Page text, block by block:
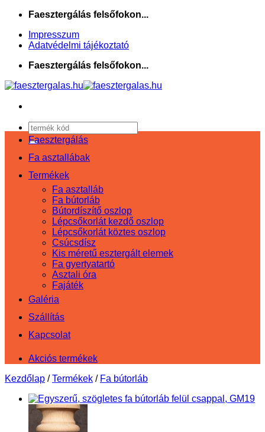
Skip
content
Faesztergálás felsőfokon...
Impresszum
Adatvédelmi tájékoztató
Faesztergálás felsőfokon...
Keresés
a
következőre:
Faesztergálás
Fa asztallábak
Termékek
Fa asztalláb
Fa bútorláb
Bútordíszítő oszlop
Lépcsőkorlát kezdő oszlop
Lépcsőkorlát köztes oszlop
Csúcsdísz
Kis méretű esztergált elemek
Fa gyertyatartó
Asztali óra
Fajáték
Galéria
Szállítás
Kapcsolat
Akciós termékek
Kezdőlap / Termékek / Fa bútorláb